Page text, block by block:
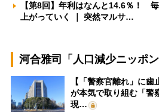
【第8回】年利はなんと14.6％！
上がっていく ｜ 突然マルサ…
河合雅司「人口減少ニッポン
【「警察官離れ」に
が本気で取り組む「
現…